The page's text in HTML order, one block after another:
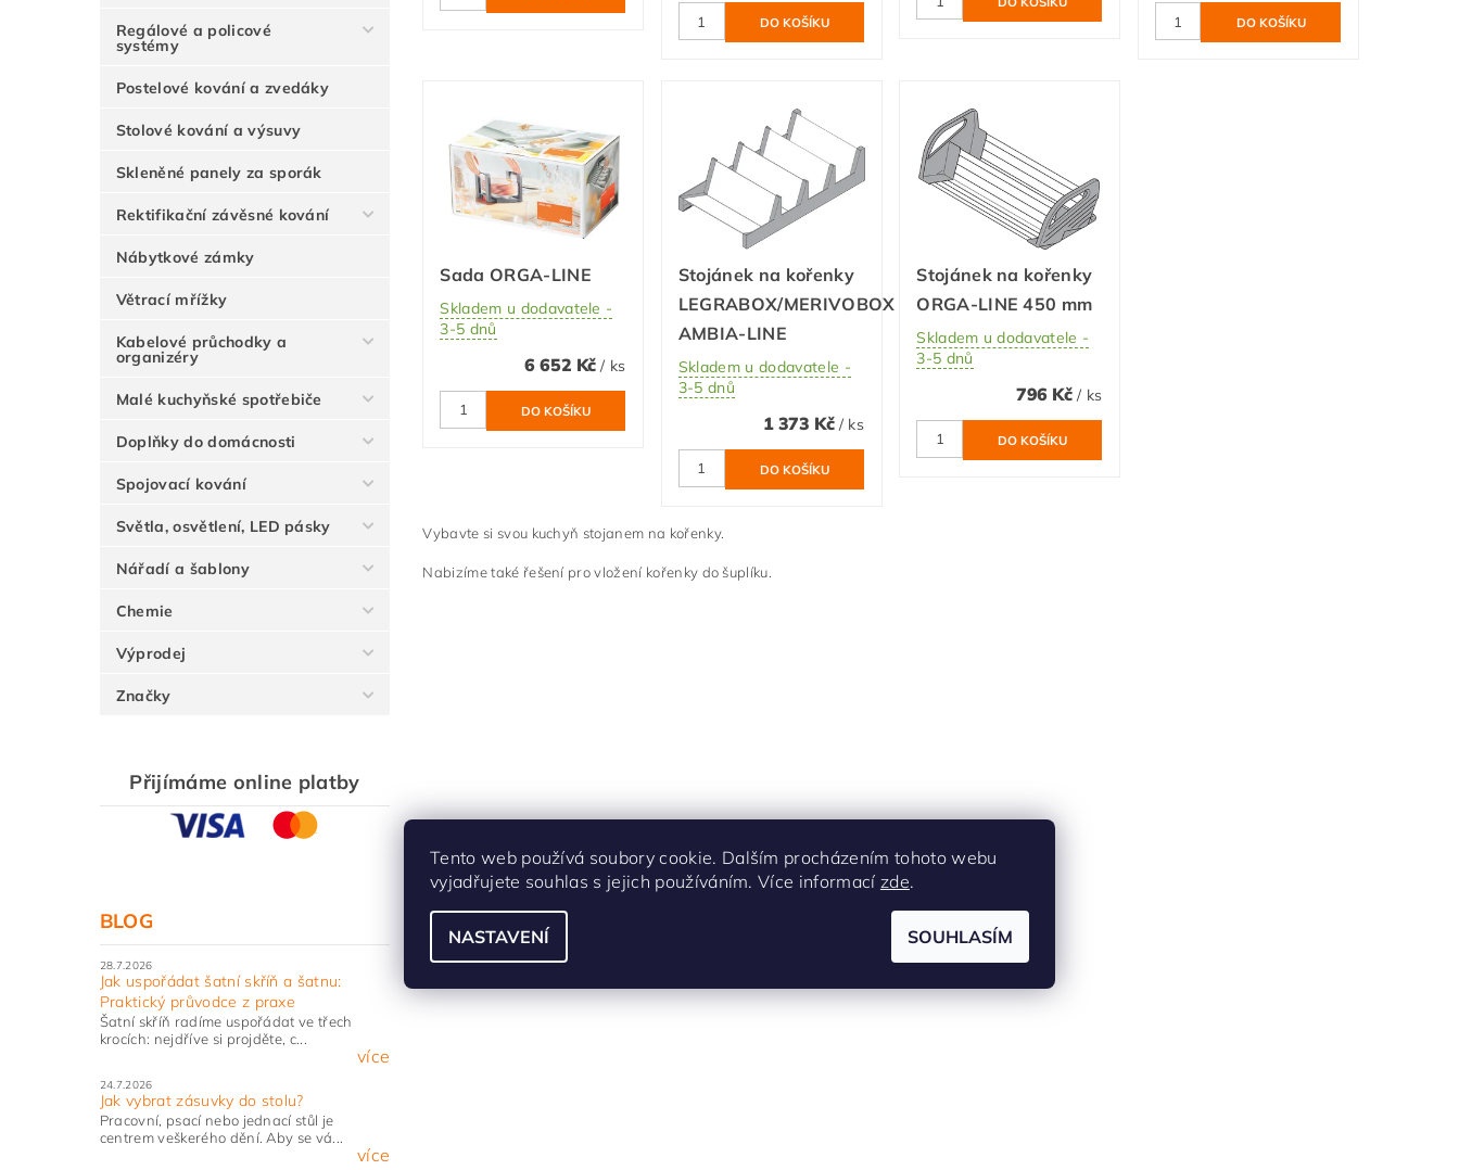
Regálové a policové
systémy
Postelové kování a zvedáky
Stolové kování a výsuvy
Skleněné panely za sporák
Rektifikační závěsné kování
Nábytkové zámky
Větrací mřížky
Kabelové průchodky a
organizéry
Malé kuchyňské spotřebiče
Doplňky do domácnosti
Spojovací kování
Světla, osvětlení, LED pásky
Nářadí a šablony
Chemie
Výprodej
Značky
Přijímáme online platby
BLOG
28.7.2026
Jak uspořádat šatní skříň a šatnu:
Praktický průvodce z praxe
Šatní skříň radíme uspořádat ve třech
krocích: nejdříve si projděte, c...
více
24.7.2026
Jak vybrat zásuvky do stolu?
Pracovní, psací nebo jednací stůl je
centrem veškerého dění. Aby se vá...
více
Sada ORGA-LINE
Skladem u dodavatele -
3-5 dnů
6 652 Kč/ ks
Stojánek na kořenky
LEGRABOX/MERIVOBOX
AMBIA-LINE
Skladem u dodavatele -
3-5 dnů
1 373 Kč / ks
Stojánek na kořenky
ORGA-LINE 450 mm
Skladem u dodavatele -
3-5 dnů
796 Kč / ks
Vybavte si svou kuchyň stojanem na kořenky.
Nabizíme také řešení pro vložení kořenky do šuplíku.
Tento web používá soubory cookie. Dalším procházením tohoto webu
vyjadřujete souhlas s jejich používáním. Více informací zde.
NASTAVENÍ SOUHLASÍM